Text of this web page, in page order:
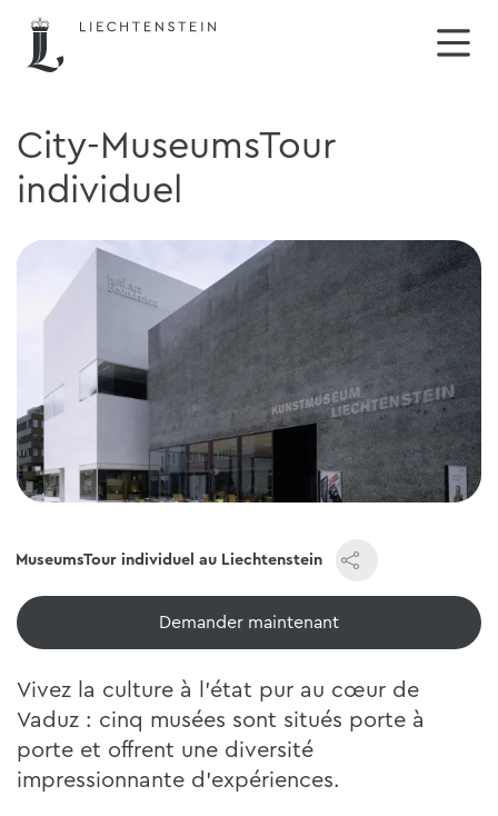
City-MuseumsTour
individuel
MuseumsTour individuel au Liechtenstein
Voir maintenant
Vivez la culture à l'état pur au cœur de
Vaduz : cinq musées sont situés porte à
porte et offrent une diversité
impressionnante d'expériences.